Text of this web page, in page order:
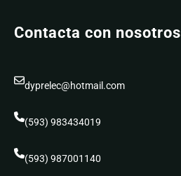
Contacta con nosotros
dyprelec@hotmail.com
(593) 983434019
(593) 987001140